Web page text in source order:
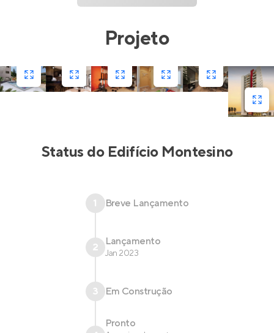
Projeto
Status do Edifício Montesino
1 Breve Lançamento
2 Lançamento
Jan 2023
3 Em Construção
Pronto